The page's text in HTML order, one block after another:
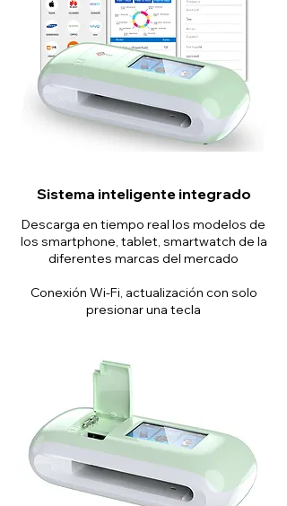
Sistema inteligente integrado
Descarga en tiempo real los modelos de
los smartphone, tablet, smartwatch de la
diferentes marcas del mercado
Conexión Wi-Fi, actualización con solo
presionar una tecla